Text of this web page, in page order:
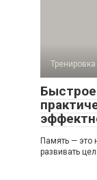
Тренировка
Память — это
развивать